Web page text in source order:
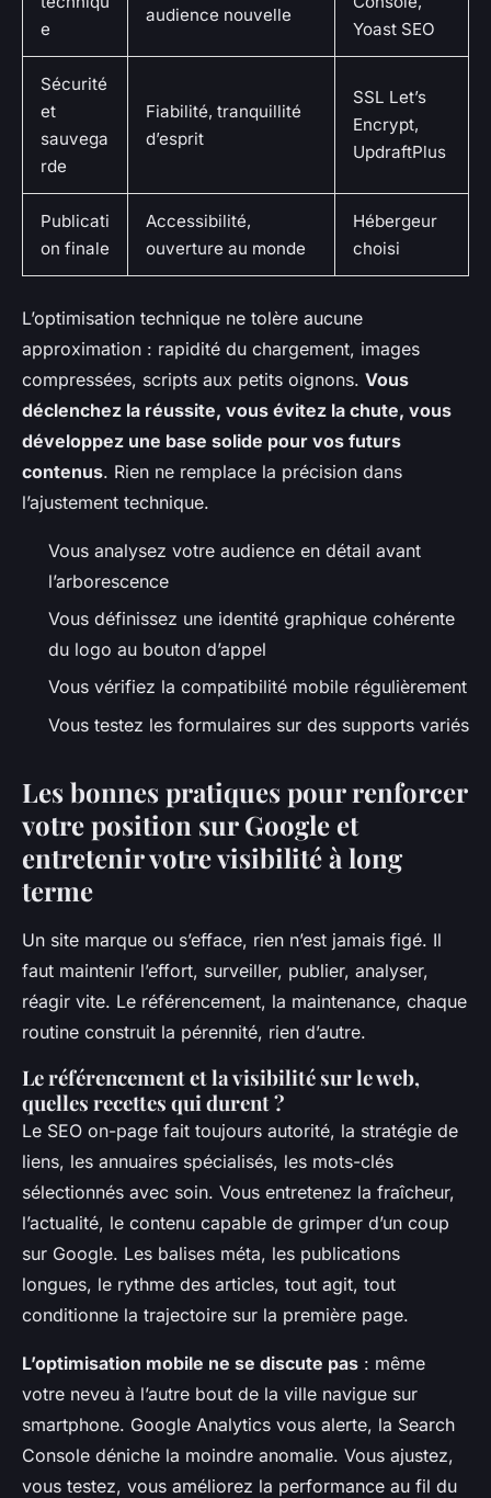
e
audience nouvelle
Yoast SEO
Sécurité
et
sauvega
rde
Fiabilité, tranquillité
d’esprit
SSL Let’s
Encrypt,
UpdraftPlus
Publicati
on finale
Accessibilité,
ouverture au monde
Hébergeur
choisi
L’optimisation technique ne tolère aucune
approximation : rapidité du chargement, images
compressées, scripts aux petits oignons. Vous
déclenchez la réussite, vous évitez la chute, vous
développez une base solide pour vos futurs
contenus. Rien ne remplace la précision dans
l’ajustement technique.
Vous analysez votre audience en détail avant
l’arborescence
Vous définissez une identité graphique cohérente
du logo au bouton d’appel
Vous vérifiez la compatibilité mobile régulièrement
Vous testez les formulaires sur des supports variés
Les bonnes pratiques pour renforcer
votre position sur Google et
entretenir votre visibilité à long
terme
Un site marque ou s’efface, rien n’est jamais figé. Il
faut maintenir l’effort, surveiller, publier, analyser,
réagir vite. Le référencement, la maintenance, chaque
routine construit la pérennité, rien d’autre.
Le référencement et la visibilité sur le web,
quelles recettes qui durent ?
Le SEO on-page fait toujours autorité, la stratégie de
liens, les annuaires spécialisés, les mots-clés
sélectionnés avec soin. Vous entretenez la fraîcheur,
l’actualité, le contenu capable de grimper d’un coup
sur Google. Les balises méta, les publications
longues, le rythme des articles, tout agit, tout
conditionne la trajectoire sur la première page.
L’optimisation mobile ne se discute pas : même
votre neveu à l’autre bout de la ville navigue sur
smartphone. Google Analytics vous alerte, la Search
Console déniche la moindre anomalie. Vous ajustez,
vous testez, vous améliorez la performance au fil du